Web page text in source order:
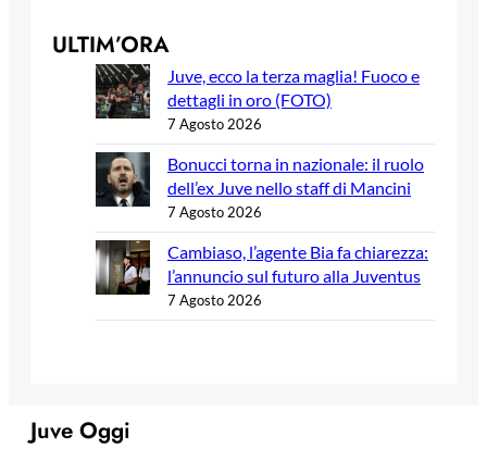
ULTIM’ORA
Juve, ecco la terza maglia! Fuoco e
dettagli in oro (FOTO)
7 Agosto 2026
Bonucci torna in nazionale: il ruolo
dell’ex Juve nello staff di Mancini
7 Agosto 2026
Cambiaso, l’agente Bia fa chiarezza:
l’annuncio sul futuro alla Juventus
7 Agosto 2026
Juve Oggi